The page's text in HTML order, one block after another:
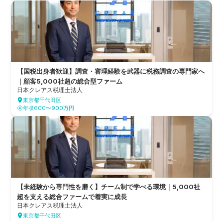
【国税出身者歓迎】調査・審理経験を武器に税務調査の専門家へ
｜顧客5,000社超の総合型ファーム
日本クレアス税理士法人
東京都千代田区
年収600〜900万円
【未経験から専門性を磨く】チーム制で学べる環境｜5,000社
超を支える総合ファームで着実に成長
日本クレアス税理士法人
東京都千代田区